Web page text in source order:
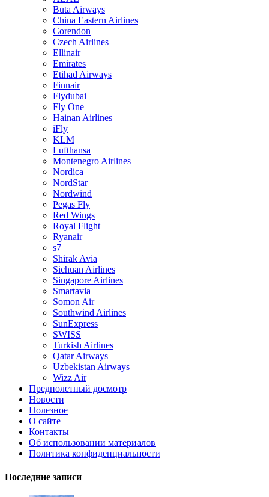
Buta Airways
China Eastern Airlines
Corendon
Czech Airlines
Ellinair
Emirates
Etihad Airways
Finnair
Flydubai
Fly One
Hainan Airlines
iFly
KLM
Lufthansa
Montenegro Airlines
Nordica
NordStar
Nordwind
Pegas Fly
Red Wings
Royal Flight
Ryanair
s7
Shirak Avia
Sichuan Airlines
Singapore Airlines
Smartavia
Somon Air
Southwind Airlines
SunExpress
SWISS
Turkish Airlines
Qatar Airways
Uzbekistan Airways
Wizz Air
Предполетный досмотр
Новости
Полезное
О сайте
Контакты
Об использовании материалов
Политика конфиденциальности
Последние записи